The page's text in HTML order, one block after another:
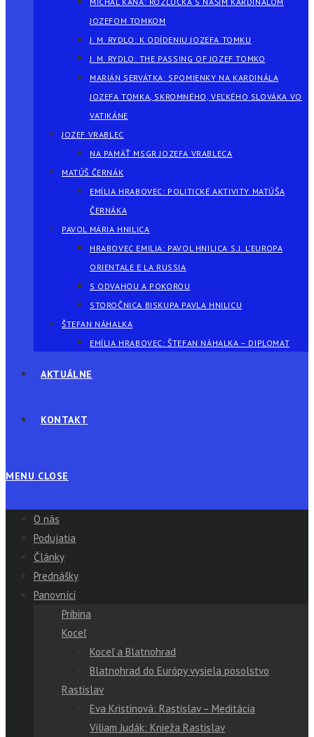
JOZEFOM TOMKOM
J. M. RYDLO: K ODÍDENIU JOZEFA TOMKU
J. M. RYDLO: THE PASSING OF JOZEF TOMKO
MARIÁN SERVÁTKA: SPOMIENKY NA KARDINÁLA
JOZEFA TOMKA, SKROMNÉHO, VEĽKÉHO SLOVÁKA VO
VATIKÁNE
JOZEF VRABLEC
NA PAMÄŤ MSGR JOZEFA VRABLECA
MATÚŠ ČERNÁK
EMÍLIA HRABOVEC: POLITICKÉ AKTIVITY MATÚŠA
ČERNÁKA
PAVOL MÁRIA HNILICA
HRABOVEC EMILIA: PAVOL HNILICA S.J. L’EUROPA
ORIENTALE E LA RUSSIA
S ODVAHOU A POKOROU
STOROČNICA BISKUPA PAVLA HNILICU
ŠTEFAN NÁHALKA
EMÍLIA HRABOVEC: ŠTEFAN NÁHALKA – DIPLOMAT
AKTUÁLNE
KONTAKT
MENU CLOSE
O nás
Podujatia
Články
Prednášky
Panovníci
Pribina
Koceľ
Koceľ a Blatnohrad
Blatnohrad do Európy vysiela posolstvo
Rastislav
Eva Kristinová: Rastislav – Meditácia
Viliam Judák: Knieža Rastislav